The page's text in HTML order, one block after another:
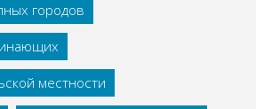
городов
местности